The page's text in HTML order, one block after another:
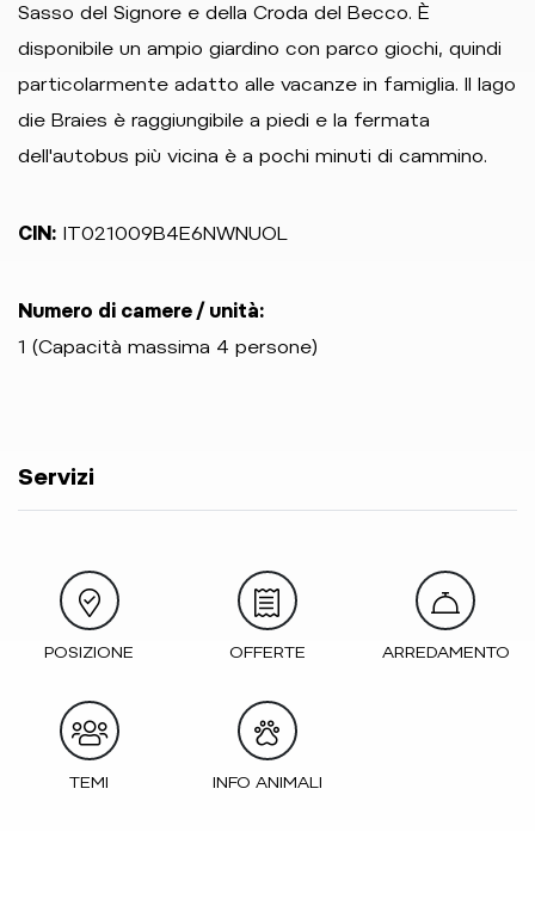
Sasso del Signore e della Croda del Becco. È
disponibile un ampio giardino con parco giochi, quindi
particolarmente adatto alle vacanze in famiglia. Il lago
die Braies è raggiungibile a piedi e la fermata
dell'autobus più vicina è a pochi minuti di cammino.
CIN: IT021009B4E6NWNUOL
Numero di camere / unità:
1 (Capacità massima 4 persone)
Servizi
POSIZIONE OFFERTE ARREDAMENTO
TEMI INFO ANIMALI